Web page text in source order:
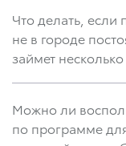
Что делать,
не в городе
займет
Можно ли
по программе